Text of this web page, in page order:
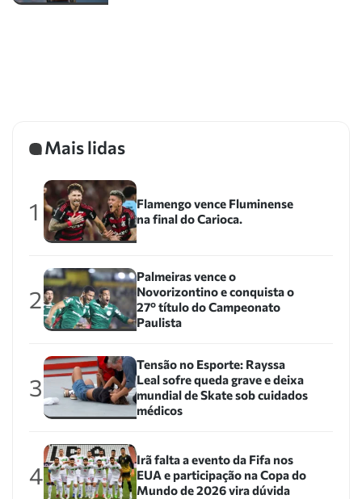
Mais lidas
1
Flamengo vence Fluminense
na final do Carioca.
2
Palmeiras vence o
Novorizontino e conquista o
27º título do Campeonato
Paulista
3
Tensão no Esporte: Rayssa
Leal sofre queda grave e deixa
mundial de Skate sob cuidados
médicos
4
Irã falta a evento da Fifa nos
EUA e participação na Copa do
Mundo de 2026 vira dúvida